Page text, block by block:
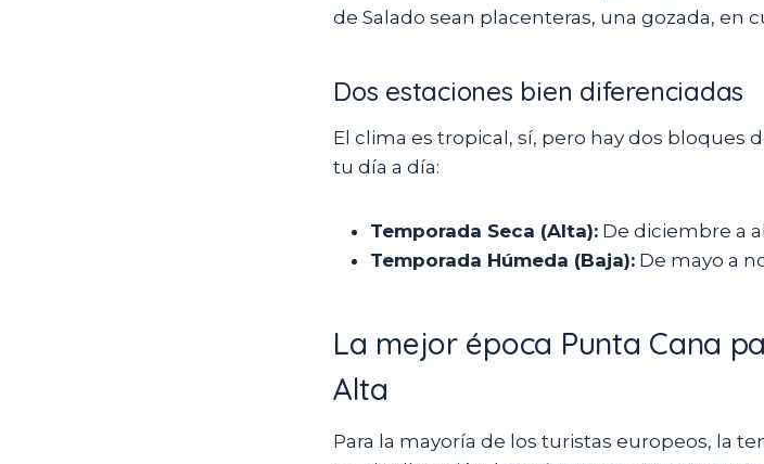
de Salado sean placenteras, una gozada, en
Dos estaciones bien diferenciadas
El clima es tropical, sí, pero hay dos bloques
tu día a día:
Temporada Seca (Alta): De diciembre a
Temporada Húmeda (Baja): De mayo a
La mejor época Punta Cana
Alta
Para la mayoría de los turistas europeos, la